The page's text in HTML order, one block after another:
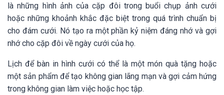
là những hình ảnh của cặp đôi trong buổi chụp ảnh cưới
hoặc những khoảnh khắc đặc biệt trong quá trình chuẩn bị
cho đám cưới. Nó tạo ra một phần kỷ niệm đáng nhớ và gợi
nhớ cho cặp đôi về ngày cưới của họ.
Lịch để bàn in hình cưới có thể là một món quà tặng hoặc
một sản phẩm để tạo không gian lãng mạn và gợi cảm hứng
trong không gian làm việc hoặc học tập.